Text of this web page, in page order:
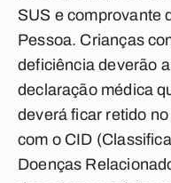
SUS e comprovante
Pessoa. Crianças
deficiência deverão
declaração médica
deverá ficar retido
com o CID
Doenças